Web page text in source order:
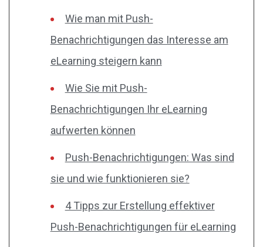
Wie man mit Push-
Benachrichtigungen das Interesse am
eLearning steigern kann
Wie Sie mit Push-
Benachrichtigungen Ihr eLearning
aufwerten können
Push-Benachrichtigungen: Was sind
sie und wie funktionieren sie?
4 Tipps zur Erstellung effektiver
Push-Benachrichtigungen für eLearning